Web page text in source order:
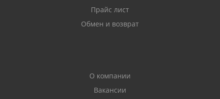
Прайс лист
Обмен и возврат
О компании
Вакансии